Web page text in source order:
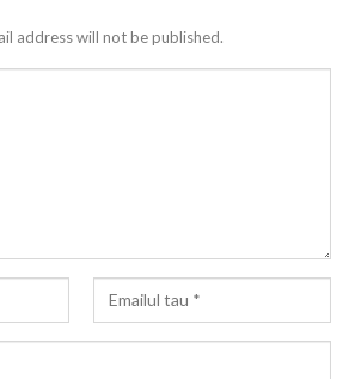
address will not be published.